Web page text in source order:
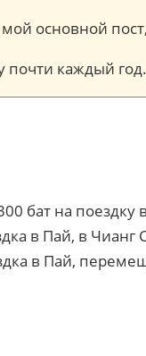
основной
почти каждый год.
бат на
в Пай, в Чианг
в Пай,